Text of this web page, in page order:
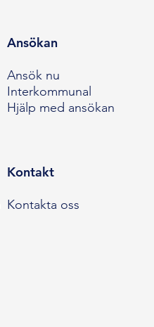
Ansökan
Ansök nu
Interkommunal
Hjälp med ansökan
Kontakt
Kontakta oss